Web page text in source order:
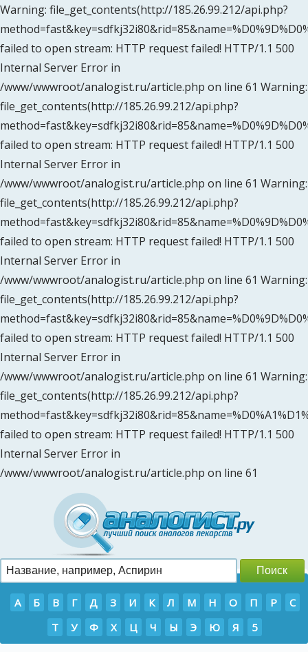
Warning: file_get_contents(http://185.26.99.212/api.php?
failed to open stream: HTTP request failed! HTTP/1.1 500
Internal Server Error in
/www/wwwroot/analogist.ru/article.php on line 61 Warning:
file_get_contents(http://185.26.99.212/api.php?
failed to open stream: HTTP request failed! HTTP/1.1 500
Internal Server Error in
/www/wwwroot/analogist.ru/article.php on line 61 Warning:
file_get_contents(http://185.26.99.212/api.php?
failed to open stream: HTTP request failed! HTTP/1.1 500
Internal Server Error in
/www/wwwroot/analogist.ru/article.php on line 61 Warning:
file_get_contents(http://185.26.99.212/api.php?
failed to open stream: HTTP request failed! HTTP/1.1 500
Internal Server Error in
/www/wwwroot/analogist.ru/article.php on line 61 Warning:
file_get_contents(http://185.26.99.212/api.php?
failed to open stream: HTTP request failed! HTTP/1.1 500
Internal Server Error in
/www/wwwroot/analogist.ru/article.php on line 61
А Б В Г Д З И К Л М Н О П Р
С
Т
У Ф Х Ц Ч Ы Э Ю Я 5